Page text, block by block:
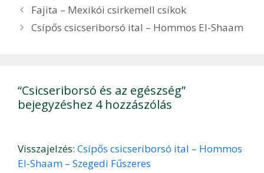
Bejegyzés
navigáció
Fajita – Mexikói csirkemell csíkok
Csípős csicseriborsó ital – Hommos El-Shaam
“Csicseriborsó és az egészség”
bejegyzéshez 4 hozzászólás
Visszajelzés: Csípős csicseriborsó ital – Hommos
El-Shaam – Szegedi Fűszeres